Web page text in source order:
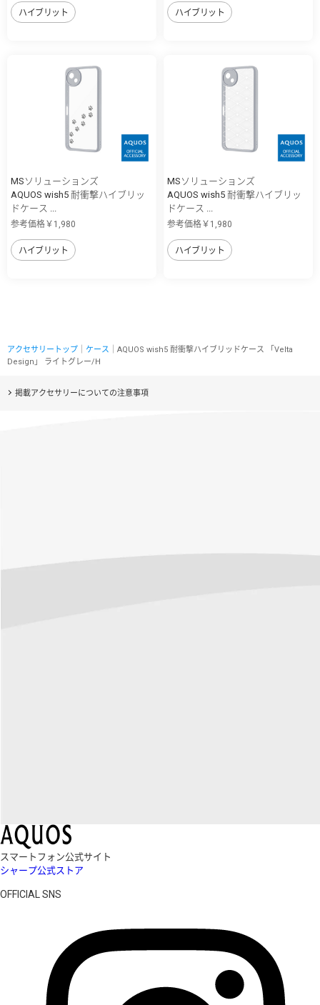
ハイブリット ハイブリット
MSソリューションズ
AQUOS wish5 耐衝撃ハイブリッ
ドケース ...
参考価格￥1,980
ハイブリット
MSソリューションズ
AQUOS wish5 耐衝撃ハイブリッ
ドケース ...
参考価格￥1,980
ハイブリット
アクセサリートップ ケース ｜AQUOS wish5 耐衝撃ハイブリッドケース 「Velta
Design」 ライトグレー/H
掲載アクセサリーについての注意事項
スマートフォン公式サイト
シャープ公式ストア
OFFICIAL SNS